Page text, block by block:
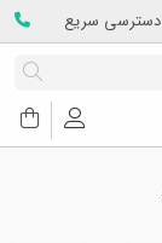
دسترسی سریع